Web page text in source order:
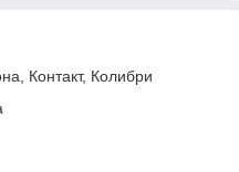
Контакт, Колибри